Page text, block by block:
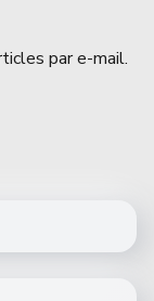
par e-mail.